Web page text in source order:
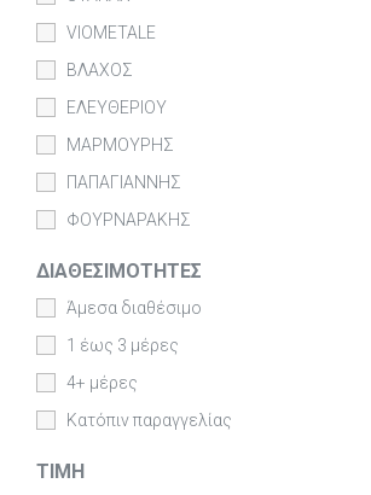
VIOMETALE
ΒΛΑΧΟΣ
ΕΛΕΥΘΕΡΙΟΥ
ΜΑΡΜΟΥΡΗΣ
ΠΑΠΑΓΙΑΝΝΗΣ
ΦΟΥΡΝΑΡΑΚΗΣ
ΔΙΑΘΕΣΙΜΌΤΗΤΕΣ
Άμεσα διαθέσιμο
1 έως 3 μέρες
4+ μέρες
Κατόπιν παραγγελίας
ΤΙΜΉ